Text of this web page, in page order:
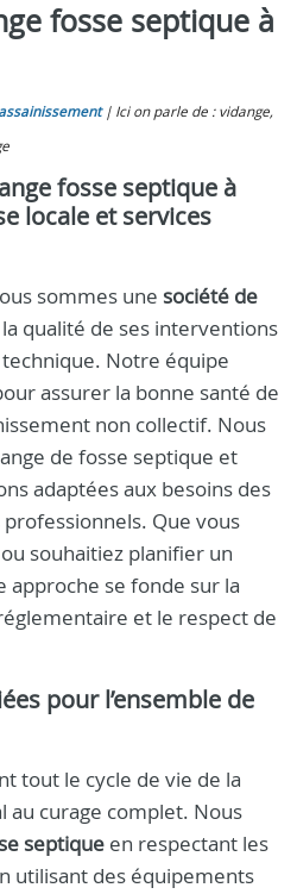
fosse septique à
Ici on parle de : vidange,
fosse septique à
locale et services
sommes une société de
qualité de ses interventions
Notre équipe
assurer la bonne santé de
non collectif. Nous
de fosse septique et
adaptées aux besoins des
Que vous
souhaitiez planifier un
se fonde sur la
et le respect de
pour l’ensemble de
tout le cycle de vie de la
au curage complet. Nous
septique en respectant les
utilisant des équipements